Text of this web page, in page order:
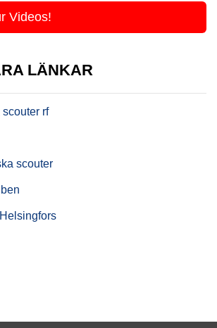
Videos!
LÄNKAR
rf
scouter